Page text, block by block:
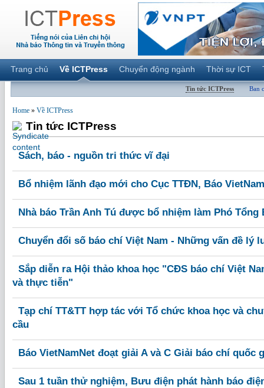
Trang chủ Về ICTPress Chuyển động ngành Thời sự ICT
Tin tức ICTPress Ban
Home » Về ICTPress
Tin tức ICTPress
Sách, báo - nguồn tri thức vĩ đại
Bổ nhiệm lãnh đạo mới cho Cục TTĐN, Báo
Nhà báo Trần Anh Tú được bổ nhiệm làm Phó Tổng
Chuyển đổi số báo chí Việt Nam - Những vấn đề lý
Sắp diễn ra Hội thảo khoa học "CĐS báo chí Việt
và thực tiễn"
Tạp chí TT&TT hợp tác với Tổ chức khoa học và
cầu
Báo VietNamNet đoạt giải A và C Giải báo chí quốc
Sau 1 tuần thử nghiệm, Bưu điện phát hành báo